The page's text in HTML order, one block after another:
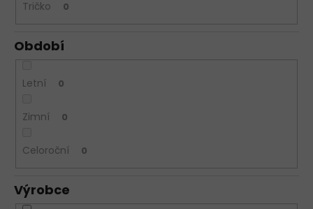
Tričko 0
Období
Letní 0
Zimní 0
Celoroční 0
Výrobce